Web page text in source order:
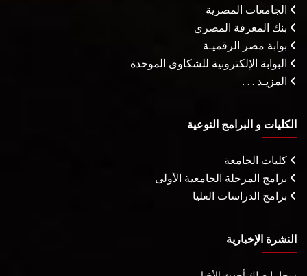
الجامعات المصرية
بنك المعرفة المصري
بوابة مصر الرقميـة
البوابة الإلكترونية للشكاوى الموحدة
المزيـد . . .
الكليات و البرامج النوعية
كليات الجامعة
برامج المرحلة الجامعية الأولى
برامج الدراسات العليا
النشرة الإخبارية